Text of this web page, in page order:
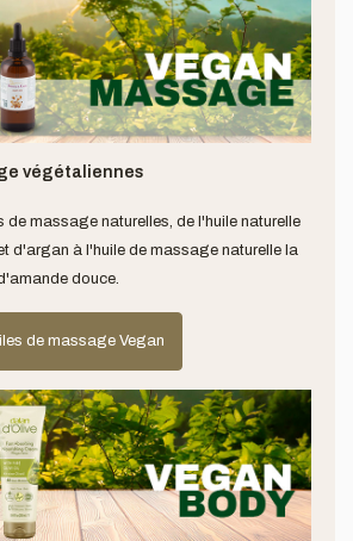
végétaliennes
de massage naturelles, de l'huile naturelle
d'argan à l'huile de massage naturelle la
douce.
de massage Vegan